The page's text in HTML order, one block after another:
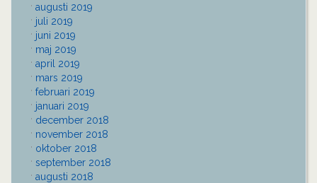
augusti 2019
juli 2019
juni 2019
maj 2019
april 2019
mars 2019
februari 2019
januari 2019
december 2018
november 2018
oktober 2018
september 2018
augusti 2018